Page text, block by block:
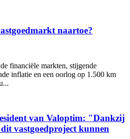
naartoe?
financiële markten, stijgende
inflatie en een oorlog op 1.500 km
van Valoptim: "Dankzij
vastgoedproject kunnen